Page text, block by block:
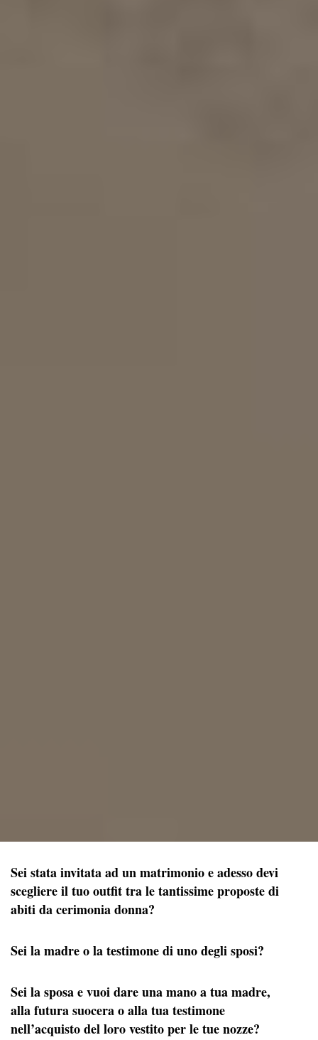
Sei stata invitata ad un matrimonio e adesso devi
scegliere il tuo outfit tra le tantissime proposte di
abiti da cerimonia donna?
Sei la madre o la testimone di uno degli sposi?
Sei la sposa e vuoi dare una mano a tua madre,
alla futura suocera o alla tua testimone
nell’acquisto del loro vestito per le tue nozze?